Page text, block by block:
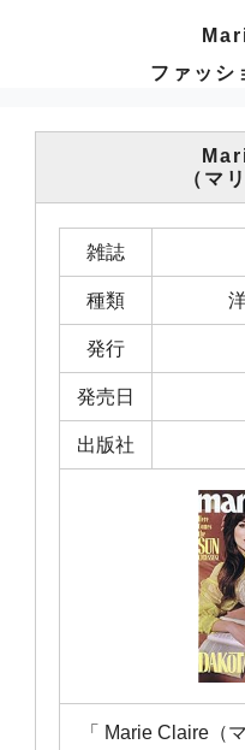
ファッシ
（マ
雑誌
種類
発行
発売日
出版社
「 Marie Claire（